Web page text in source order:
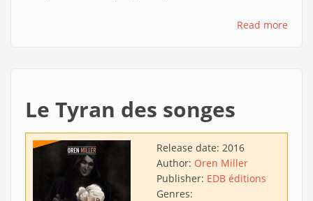
Read more
Le Tyran des songes
Release date: 2016
Author: Oren Miller
Publisher: EDB éditions
Genres: